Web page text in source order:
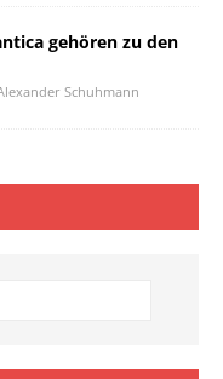
gehören zu den
Schuhmann